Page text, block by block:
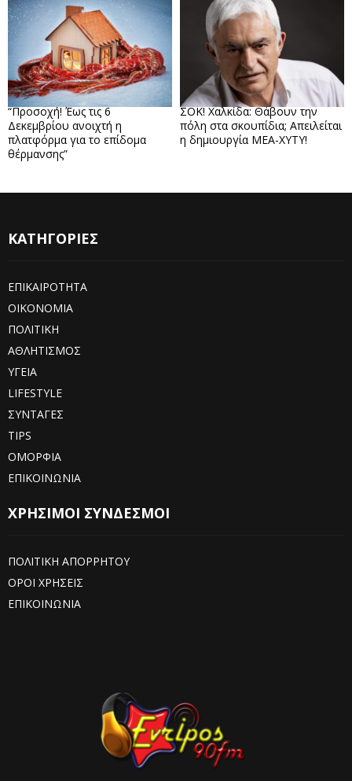
“Προσοχή! Έως τις 6
Δεκεμβρίου ανοιχτή η
πλατφόρμα για το επίδομα
θέρμανσης”
ΣΟΚ! Χαλκίδα: Θάβουν την
πόλη στα σκουπίδια; Απειλείται
η δημιουργία ΜΕΑ-ΧΥΤΥ!
ΚΑΤΗΓΟΡΙΕΣ
ΕΠΙΚΑΙΡΟΤΗΤΑ
ΟΙΚΟΝΟΜΙΑ
ΠΟΛΙΤΙΚΗ
ΑΘΛΗΤΙΣΜΟΣ
ΥΓΕΙΑ
LIFESTYLE
ΣΥΝΤΑΓΕΣ
TIPS
ΟΜΟΡΦΙΑ
ΕΠΙΚΟΙΝΩΝΙΑ
ΧΡΗΣΙΜΟΙ ΣΥΝΔΕΣΜΟΙ
ΠΟΛΙΤΙΚΗ ΑΠΟΡΡΗΤΟΥ
ΟΡΟΙ ΧΡΗΣΕΙΣ
ΕΠΙΚΟΙΝΩΝΙΑ